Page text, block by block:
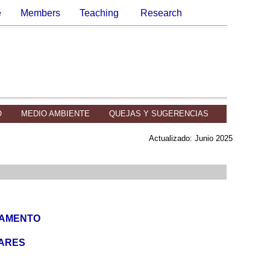
Members Teaching Research
MEDIO AMBIENTE QUEJAS Y SUGERENCIAS
Actualizado: Junio 2025